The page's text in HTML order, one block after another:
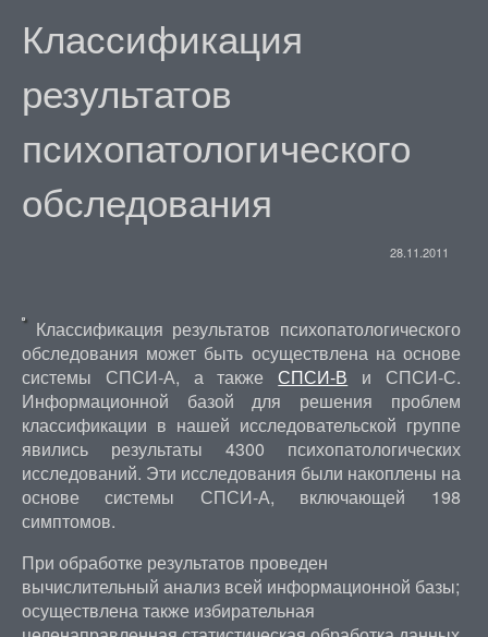
Классификация
результатов
психопатологического
обследования
28.11.2011
Классификация результатов психопатологического
обследования может быть осуществлена на основе
системы СПСИ-А, а такжеСПСИ-В и СПСИ-С.
Информационной базой для решения проблем
классификации в нашей исследовательской группе
явились результаты 4300 психопатологических
исследований. Эти исследования были накоплены на
основе системы СПСИ-А, включающей 198
симптомов.
При обработке результатов проведен
вычислительный анализ всей информационной базы;
осуществлена также избирательная